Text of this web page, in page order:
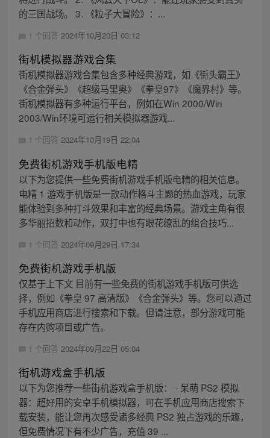
的三国战场。 3. 《粒子大冒险》：...
1 个回答 2024年10月20日 03:12
街机模拟器游戏合集
街机模拟器游戏合集包含多种经典游戏，如《街头霸王》
《合金弹头》《超级马里奥》《拳皇97》《魔界村》等。
街机模拟器有多种运行平台，例如在Win 2000/Win
2003/Win环境可运行相关模拟器游戏...
1 个回答 2024年10月19日 22:04
免费街机游戏手机版电精
以下为您提供一些免费街机游戏手机版电精的相关信息。
电精 1 游戏手机版是一款动作格斗主题的热血游戏，玩家
能体验到多种打斗效果和丰富的经典场景。游戏主角有很
多华丽招数和动作，双打中也有眼花缭乱的组合技巧...
1 个回答 2024年09月29日 17:34
免费街机游戏手机版
仅基于上下文 目前有一些免费的街机游戏手机版可供选
择，例如《拳皇 97 高清版》《合金弹头》等。您可以通过
手机应用商店进行搜索和下载。但请注意，部分游戏可能
存在内购项目或广告。
1 个回答 2024年09月22日 05:04
街机游戏盒手机版
以下为您推荐一些街机游戏盒手机版： - 呆萌 PS2 模拟
器：超好用的安卓手机模拟器，可在手机应用商店搜索下
载安装，能让您再次感受诸多经典 PS2 独占游戏的乐趣，
但免费情况下有不少广告，充值 39 ...